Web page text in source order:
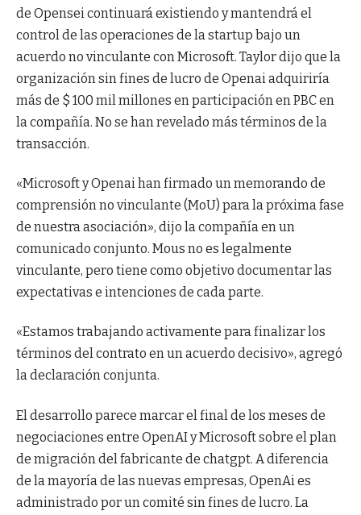
de Opensei continuará existiendo y mantendrá el
control de las operaciones de la startup bajo un
acuerdo no vinculante con Microsoft. Taylor dijo que la
organización sin fines de lucro de Openai adquiriría
más de $ 100 mil millones en participación en PBC en
la compañía. No se han revelado más términos de la
transacción.
«Microsoft y Openai han firmado un memorando de
comprensión no vinculante (MoU) para la próxima fase
de nuestra asociación», dijo la compañía en un
comunicado conjunto. Mous no es legalmente
vinculante, pero tiene como objetivo documentar las
expectativas e intenciones de cada parte.
«Estamos trabajando activamente para finalizar los
términos del contrato en un acuerdo decisivo», agregó
la declaración conjunta.
El desarrollo parece marcar el final de los meses de
negociaciones entre OpenAI y Microsoft sobre el plan
de migración del fabricante de chatgpt. A diferencia
de la mayoría de las nuevas empresas, OpenAi es
administrado por un comité sin fines de lucro. La